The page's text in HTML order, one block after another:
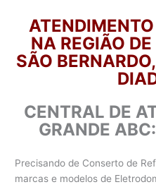
NA REGIÃO
SÃO
CENTRAL DE
GRANDE
Precisando de Conserto de
marcas e modelos de